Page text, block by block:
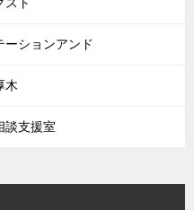
ーションアンド
木
談支援室